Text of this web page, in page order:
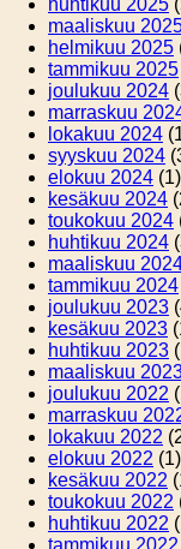
huhtikuu 2025
maaliskuu
helmikuu 2025
tammikuu 2025
joulukuu 2024
marraskuu
lokakuu 2024
syyskuu 2024
elokuu 2024 (1)
kesäkuu 2024
toukokuu 2024
huhtikuu 2024
maaliskuu
tammikuu 2024
joulukuu 2023
kesäkuu 2023
huhtikuu 2023
maaliskuu
joulukuu 2022
marraskuu
lokakuu 2022
elokuu 2022 (1)
kesäkuu 2022
toukokuu 2022
huhtikuu 2022